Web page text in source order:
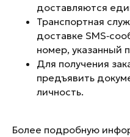
доставляются
Транспортная
доставке
номер, указанный
Для получения
предъявить
личность.
Более подробную
Телеграм
Где купить
Гарантия
Обратный
Магазины UVI
О нас